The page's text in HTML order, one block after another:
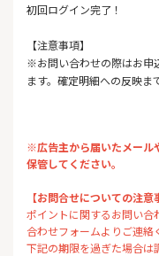
初回ログイン完了！
【注意事項】
※お問い合わせの際はお申
ます。確定明細への反映ま
※広告主から届いたメール
保管してください。
【お問合せについての注意
ポイントに関するお問い合
合わせフォームよりご連絡
下記の期限を過ぎた場合は